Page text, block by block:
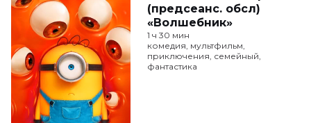
(предсеанс. обсл)
«Волшебник»
1 ч 30 мин
комедия, мультфильм,
приключения, семейный,
фантастика